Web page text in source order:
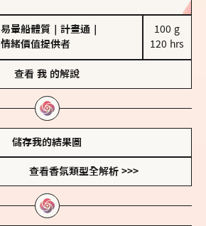
易暈船體質 計畫通
情緒價值提供者
100 g
120 hrs
查看 我 的解說
儲存我的結果圖
查看香氛類型全解析 >>>